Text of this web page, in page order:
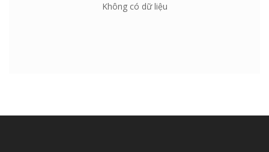
Không có dữ liệu